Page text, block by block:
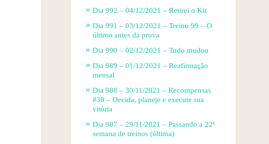
Dia 992 – 04/12/2021 – Retirei o Kit
Dia 991 – 03/12/2021 – Treino 99 – O
último antes da prova
Dia 990 – 02/12/2021 – Tudo mudou
Dia 989 – 01/12/2021 – Reafirmação
mensal
Dia 988 – 30/11/2021 – Recompensas
#38 – Decida, planeje e execute sua
vitória
Dia 987 – 29/11/2021 – Passando a 22ª
semana de treinos (última)